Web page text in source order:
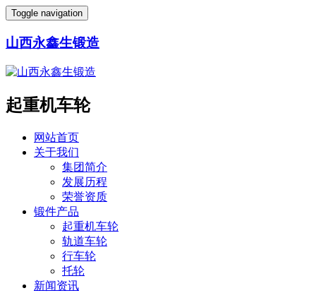
Toggle navigation
山西永鑫生锻造
起重机车轮
网站首页
关于我们
集团简介
发展历程
荣誉资质
锻件产品
起重机车轮
轨道车轮
行车轮
托轮
新闻资讯